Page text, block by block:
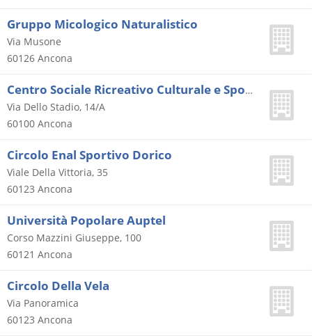
Gruppo Micologico Naturalistico
Via Musone
60126 Ancona
Centro Sociale Ricreativo Culturale e Sportivo G.
Via Dello Stadio, 14/A
60100 Ancona
Circolo Enal Sportivo Dorico
Viale Della Vittoria, 35
60123 Ancona
Università Popolare Auptel
Corso Mazzini Giuseppe, 100
60121 Ancona
Circolo Della Vela
Via Panoramica
60123 Ancona